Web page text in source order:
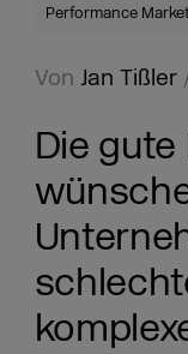
Performance
Von Jan Tißler/
Die